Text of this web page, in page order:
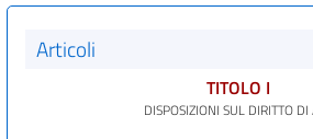
Articoli
TITOLO I
DISPOSIZIONI SUL DIRITTO DI